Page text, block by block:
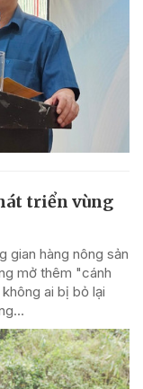
triển vùng
gian hàng nông sản
mở thêm "cánh
ai bị bỏ lại